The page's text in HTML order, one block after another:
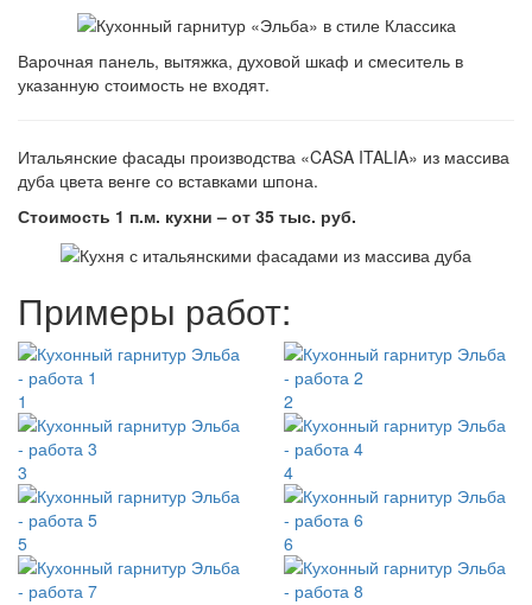
Варочная панель, вытяжка, духовой шкаф и смеситель в
указанную стоимость не входят.
Итальянские фасады производства «CASA ITALIA» из массива
дуба цвета венге со вставками шпона.
Стоимость 1 п.м. кухни – от 35 тыс. руб.
Примеры работ:
1 2
3 4
5 6